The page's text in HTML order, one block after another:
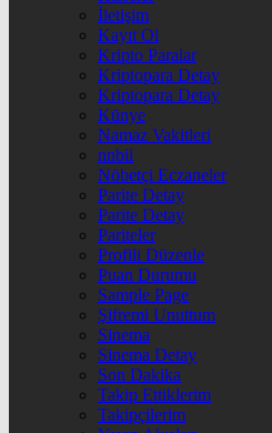
İletişim
Kayıt Ol
Kripto Paralar
Kriptopara Detay
Kriptopara Detay
Künye
Namaz Vakitleri
nnbil
Nöbetçi Eczaneler
Parite Detay
Parite Detay
Pariteler
Profili Düzenle
Puan Durumu
Sample Page
Şifremi Unuttum
Sinema
Sinema Detay
Son Dakika
Takip Ettiklerim
Takipçilerim